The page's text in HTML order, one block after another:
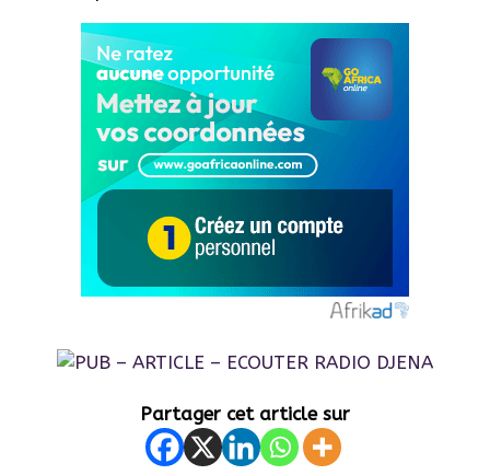
Partager cet article sur